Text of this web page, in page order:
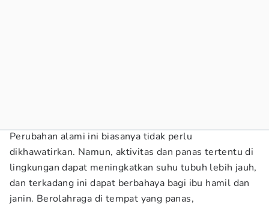
Perubahan alami ini biasanya tidak perlu
dikhawatirkan. Namun, aktivitas dan panas tertentu di
lingkungan dapat meningkatkan suhu tubuh lebih jauh,
dan terkadang ini dapat berbahaya bagi ibu hamil dan
janin. Berolahraga di tempat yang panas,